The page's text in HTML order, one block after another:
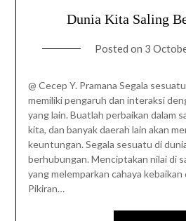
Dunia Kita Saling
Posted on 3
@ Cecep Y. Pramana Segala
memiliki pengaruh dan interaksi
yang lain. Buatlah perbaikan dalam
kita, dan banyak daerah lain akan
keuntungan. Segala sesuatu di
berhubungan. Menciptakan nilai di
yang melemparkan cahaya
Pikiran…